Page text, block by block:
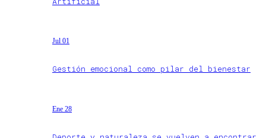
Jul 01
Gestión emocional como pilar del bienestar
Ene 28